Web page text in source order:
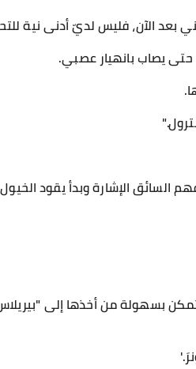
الآن، فليس لديّ أدنى نية
يصاب بانهيار عصبي.
السائق الإشارة وبدأ يقود
بسهولة من أخذها إلى